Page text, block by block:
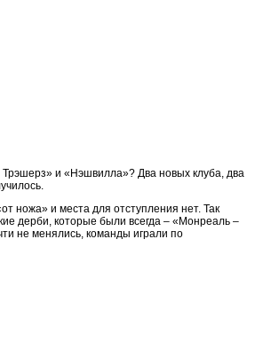
и «Нэшвилла»? Два новых клуба, два
ножа» и места для отступления нет. Так
дерби, которые были всегда – «Монреаль –
не менялись, команды играли по